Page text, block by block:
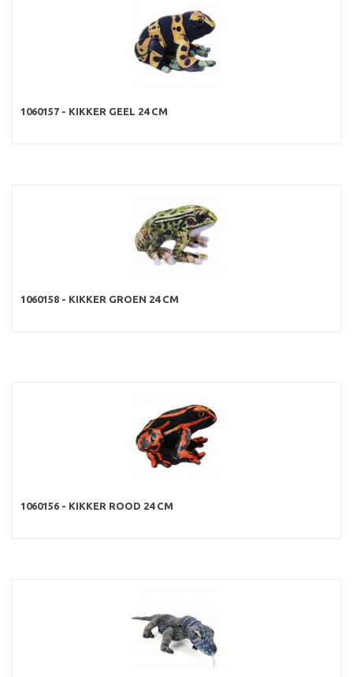
1060157 - KIKKER GEEL 24 CM
1060158 - KIKKER GROEN 24 CM
1060156 - KIKKER ROOD 24 CM